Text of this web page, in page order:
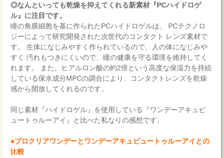
◎なんといっても乾燥を抑えてくれる新素材『PCハイドロゲ
ル』に注目です。
瞳の角膜細胞を基に作られたPCハイドロゲルは、 PCテクノロ
ジーによって研究開発された次世代のコンタクト レンズ素材で
す。 生体になじみやすく作られているので、人の体になじみや
すく 汚れもつきにくいので、瞳の健康を守る環境を維持してく
れます。 また、ヒアルロン酸の約2倍という高度な保湿力を持続
している保水成分MPCの調合により、コンタクトレンズを乾燥
感から開放してくれるのです。
同じ素材『ハイドロゲル』を使用している『ワンデーアキュビ
ュートゥルーアイ』と比べた私なりの感想です。
●プロクリアワンデーとワンデーアキュビュートゥルーアイとの
比較